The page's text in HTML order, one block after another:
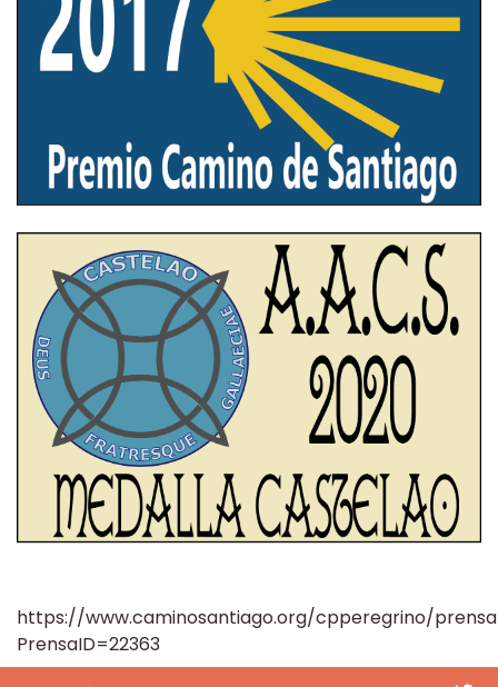
https://www.caminosantiago.org/cpperegrino/
PrensaID=22363